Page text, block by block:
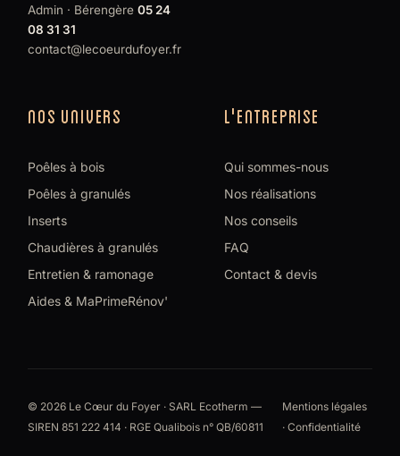
Admin · Bérengère05 24
08 31 31
contact@lecoeurdufoyer.fr
NOS UNIVERS
Poêles à bois
Poêles à granulés
Inserts
Chaudières à granulés
Entretien & ramonage
Aides & MaPrimeRénov'
L'ENTREPRISE
Qui sommes-nous
Nos réalisations
Nos conseils
FAQ
Contact & devis
© 2026 Le Cœur du Foyer · SARL Ecotherm —
SIREN 851 222 414 · RGE Qualibois n° QB/60811
Mentions légales
·Confidentialité